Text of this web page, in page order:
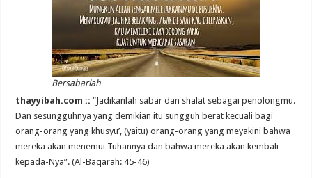
Bersabarlah
thayyibah.com ::“Jadikanlah sabar dan shalat sebagai penolongmu.
Dan sesungguhnya yang demikian itu sungguh berat kecuali bagi
orang-orang yang khusyu’, (yaitu) orang-orang yang meyakini bahwa
mereka akan menemui Tuhannya dan bahwa mereka akan kembali
kepada-Nya”. (Al-Baqarah: 45-46)